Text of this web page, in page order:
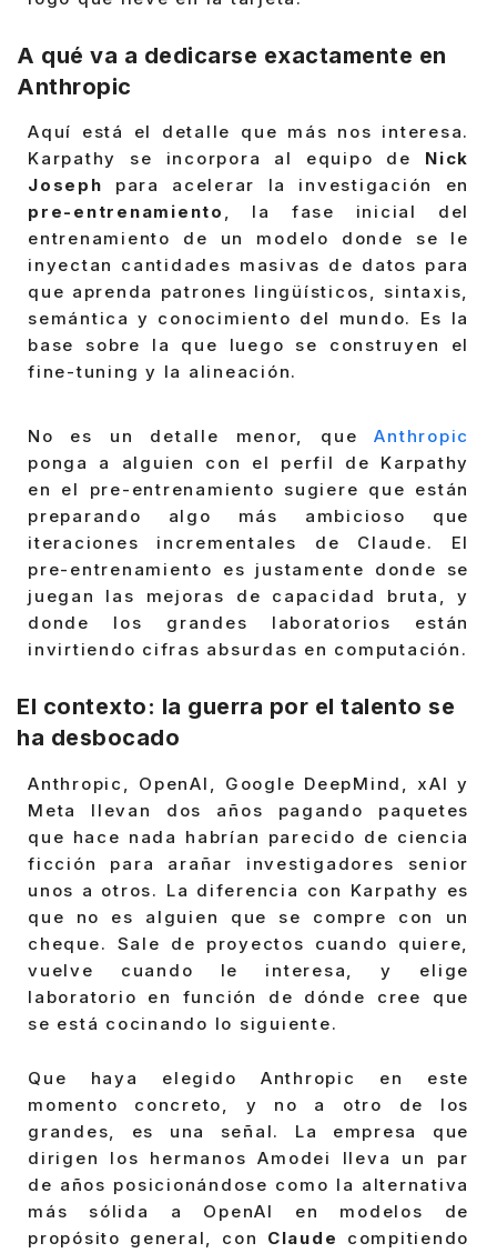
A qué va a dedicarse exactamente en
Anthropic
Aquí está el detalle que más nos interesa.
Karpathy se incorpora al equipo de Nick
Joseph para acelerar la investigación en
pre-entrenamiento , la fase inicial del
entrenamiento de un modelo donde se le
inyectan cantidades masivas de datos para
que aprenda patrones lingüísticos, sintaxis,
semántica y conocimiento del mundo. Es la
base sobre la que luego se construyen el
fine-tuning y la alineación.
No es un detalle menor, queAnthropic
ponga a alguien con el perfil de Karpathy
en el pre-entrenamiento sugiere que están
preparando algo más ambicioso que
iteraciones incrementales de Claude. El
pre-entrenamiento es justamente donde se
juegan las mejoras de capacidad bruta, y
donde los grandes laboratorios están
invirtiendo cifras absurdas en computación.
El contexto: la guerra por el talento se
ha desbocado
Anthropic, OpenAI, Google DeepMind, xAI y
Meta llevan dos años pagando paquetes
que hace nada habrían parecido de ciencia
ficción para arañar investigadores senior
unos a otros. La diferencia con Karpathy es
que no es alguien que se compre con un
cheque. Sale de proyectos cuando quiere,
vuelve cuando le interesa, y elige
laboratorio en función de dónde cree que
se está cocinando lo siguiente.
Que haya elegido Anthropic en este
momento concreto, y no a otro de los
grandes, es una señal. La empresa que
dirigen los hermanos Amodei lleva un par
de años posicionándose como la alternativa
más sólida a OpenAI en modelos de
propósito general, con Claude
compitiendo